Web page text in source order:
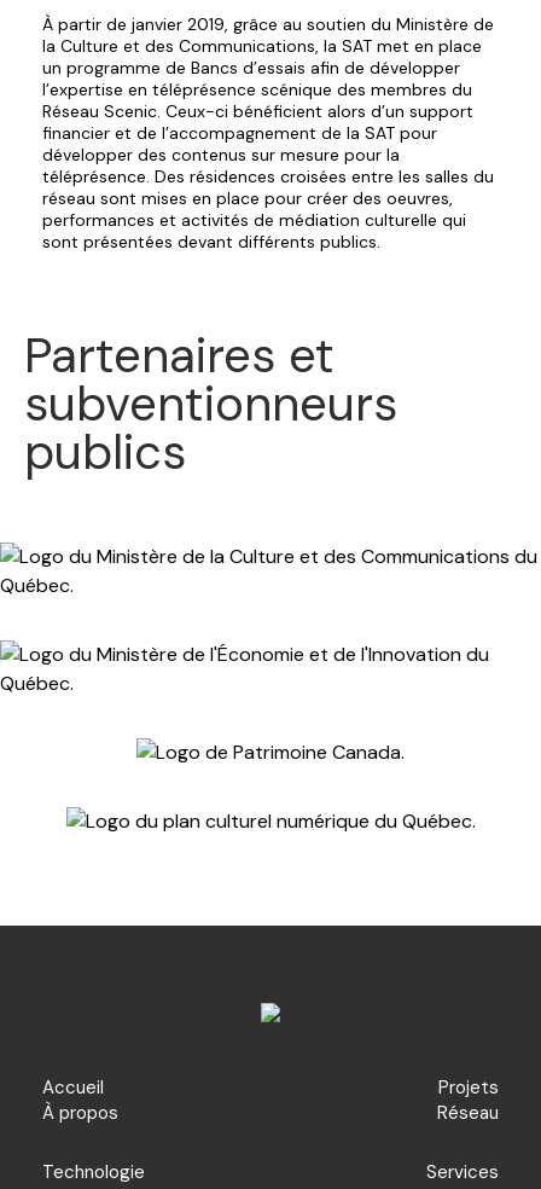
À partir de janvier 2019, grâce au soutien du Ministère de
la Culture et des Communications, la SAT met en place
un programme de Bancs d’essais afin de développer
l’expertise en téléprésence scénique des membres du
Réseau Scenic. Ceux-ci bénéficient alors d’un support
financier et de l’accompagnement de la SAT pour
développer des contenus sur mesure pour la
téléprésence. Des résidences croisées entre les salles du
réseau sont mises en place pour créer des oeuvres,
performances et activités de médiation culturelle qui
sont présentées devant différents publics.
Partenaires et
subventionneurs
publics
Accueil
À propos
Technologie
Projets
Réseau
Services